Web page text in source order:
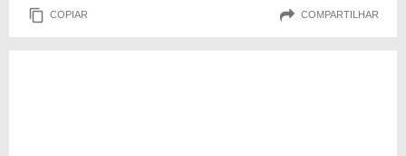
COPIAR COMPARTILHAR